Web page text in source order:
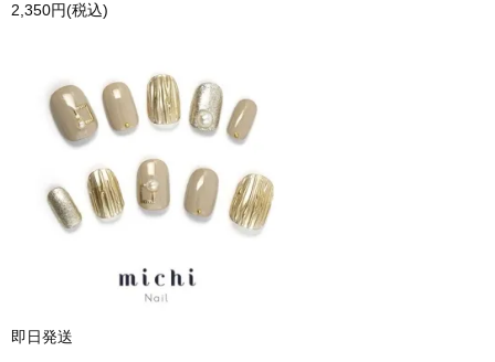
2,350円(税込)
即日発送